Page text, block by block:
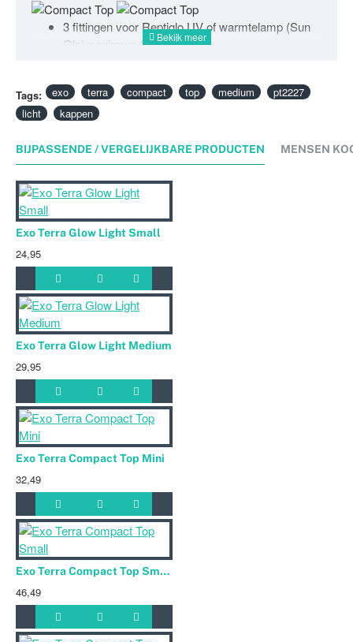
3 fittingen voor Reptiglo UV of warmtelamp (Sun
Glo)maximum 26 W per lamp.
Schuifrail voor optionele accesoires
Tags: exo terra compact top medium
pt2227
licht
kappen
BIJPASSENDE / VERGELIJKBARE PRODUCTEN MENSEN
Exo Terra Glow Light Small
24,95
Exo Terra Glow Light Medium
29,95
Exo Terra Compact Top Mini
32,49
Exo Terra Compact Top Small
46,49